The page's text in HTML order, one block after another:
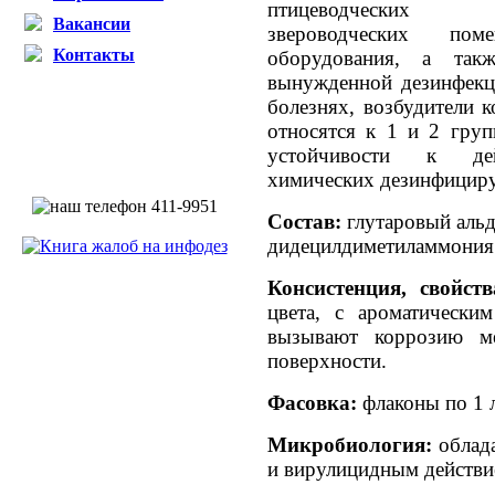
Вакансии
Контакты
звероводческих
оборудования, а
вынужденной
болезнях, возбудители
относятся к 1 и 2
устойчивости к
химических
Состав: глутаровый
Консистенция,
цвета, с
вызывают коррозию
поверхности.
Фасовка: флаконы по 1
Микробиология:
и вирулицидным